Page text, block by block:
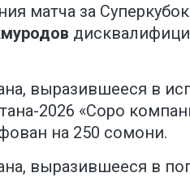
матча за Суперкубок
выразившееся в
2026 «Соро
на 250 сомони.
выразившееся в